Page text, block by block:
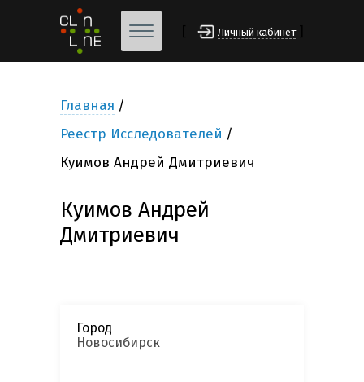
Личный кабинет
Главная
Реестр Исследователей
Куимов Андрей Дмитриевич
Куимов Андрей
Дмитриевич
Город
Новосибирск